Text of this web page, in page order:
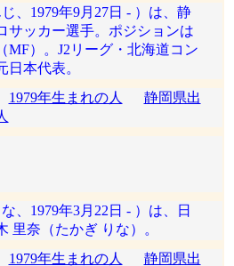
、1979年9月27日 - ）は、静
サッカー選手。ポジションは
MF）。J2リーグ・北海道コン
本代表。
1979年生まれの人
静岡県出
、1979年3月22日 - ）は、日
里奈（たかぎ りな）。
1979年生まれの人 静岡県出